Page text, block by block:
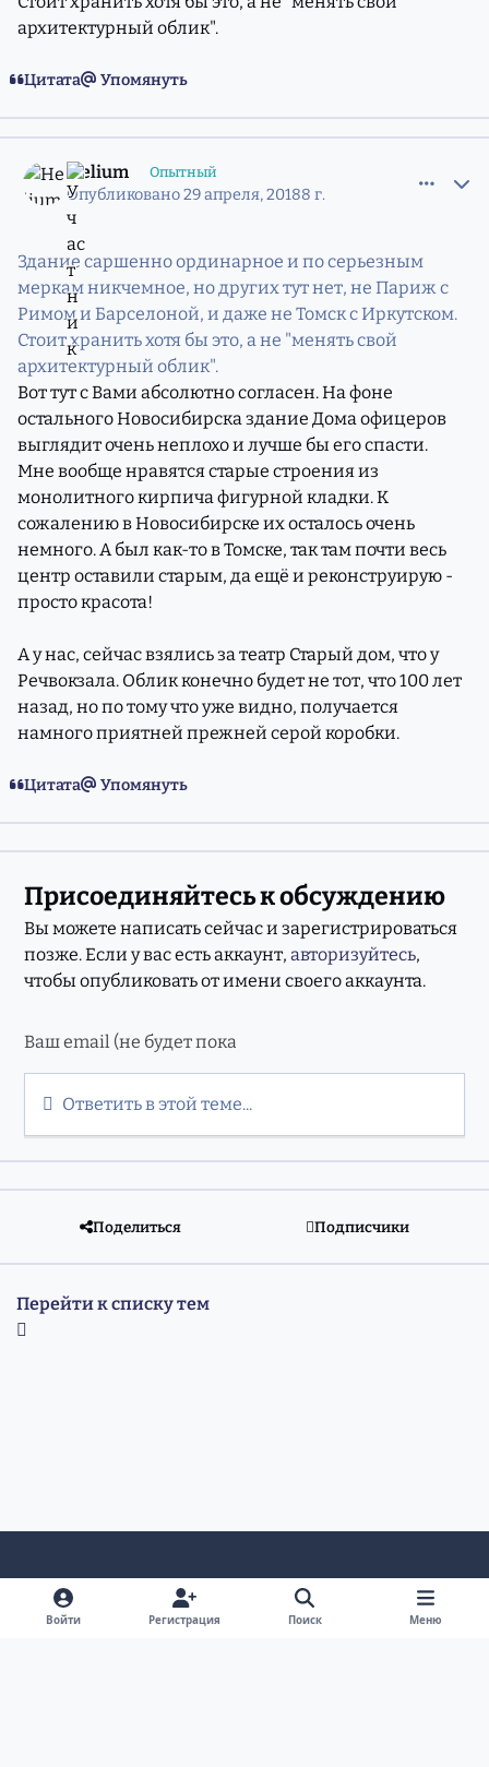
архитектурный облик".
Цитата Упомянуть
Helium Опытный
Опубликовано29 апреля, 20188 г.
Здание саршенно ординарное и по серьезным
меркам никчемное, но других тут нет, не Париж с
Римом и Барселоной, и даже не Томск с Иркутском.
Стоит хранить хотя бы это, а не "менять свой
архитектурный облик".
Вот тут с Вами абсолютно согласен. На фоне
остального Новосибирска здание Дома офицеров
выглядит очень неплохо и лучше бы его спасти.
Мне вообще нравятся старые строения из
монолитного кирпича фигурной кладки. К
сожалению в Новосибирске их осталось очень
немного. А был как-то в Томске, так там почти весь
центр оставили старым, да ещё и реконструирую -
просто красота!
А у нас, сейчас взялись за театр Старый дом, что у
Речвокзала. Облик конечно будет не тот, что 100 лет
назад, но по тому что уже видно, получается
намного приятней прежней серой коробки.
Цитата Упомянуть
Присоединяйтесь к обсуждению
Вы можете написать сейчас и зарегистрироваться
позже. Если у вас есть аккаунт,авторизуйтесь,
чтобы опубликовать от имени своего аккаунта.
Ответить в этой теме...
Поделиться Подписчики
Перейти к списку тем
Светлый режим
Темный режим
Системные предпочтения
v
Войти Регистрация Поиск Меню